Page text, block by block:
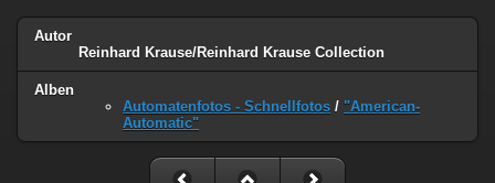
Autor
Reinhard Krause/Reinhard Krause Collection
Alben
Automatenfotos - Schnellfotos / "American-
Automatic"